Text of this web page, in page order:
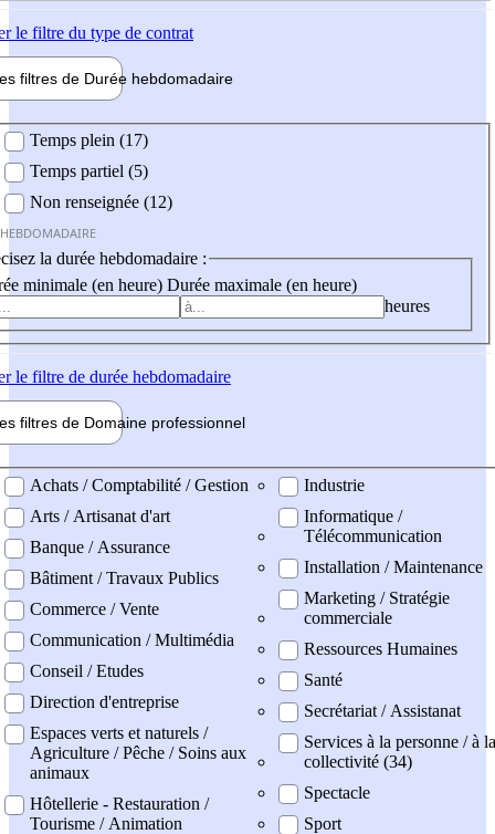
le filtre du type de contrat
filtres de Durée hebdomadaire
Temps plein (17)
Temps partiel (5)
Non renseignée (12)
la durée hebdomadaire :
minimale (en heure) Durée maximale (en heure)
heures
le filtre de durée hebdomadaire
filtres de Domaine professionnel
professionel
Achats / Comptabilité / Gestion
Arts / Artisanat d'art
Banque / Assurance
Bâtiment / Travaux Publics
Commerce / Vente
Communication / Multimédia
Conseil / Etudes
Direction d'entreprise
Espaces verts et naturels /
Agriculture / Pêche / Soins aux
animaux
Hôtellerie - Restauration /
Tourisme / Animation
Industrie
Informatique /
Télécommunication
Installation / Maintenance
Marketing / Stratégie
commerciale
Ressources Humaines
Santé
Secrétariat / Assistanat
Services à la personne / à la
collectivité (34)
Spectacle
Sport